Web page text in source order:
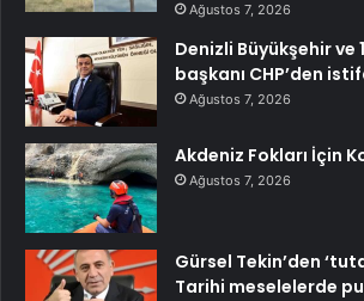
Ağustos 7, 2026
Denizli Büyükşehir ve
başkanı CHP’den
Ağustos 7, 2026
Akdeniz Fokları İçin
Ağustos 7, 2026
Gürsel Tekin’den
Tarihi meselelerde